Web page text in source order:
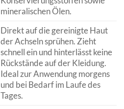
mineralischen Ölen.
Direkt auf die gereinigte Haut
der Achseln sprühen. Zieht
schnell ein und hinterlässt keine
Rückstände auf der Kleidung.
Ideal zur Anwendung morgens
und bei Bedarf im Laufe des
Tages.